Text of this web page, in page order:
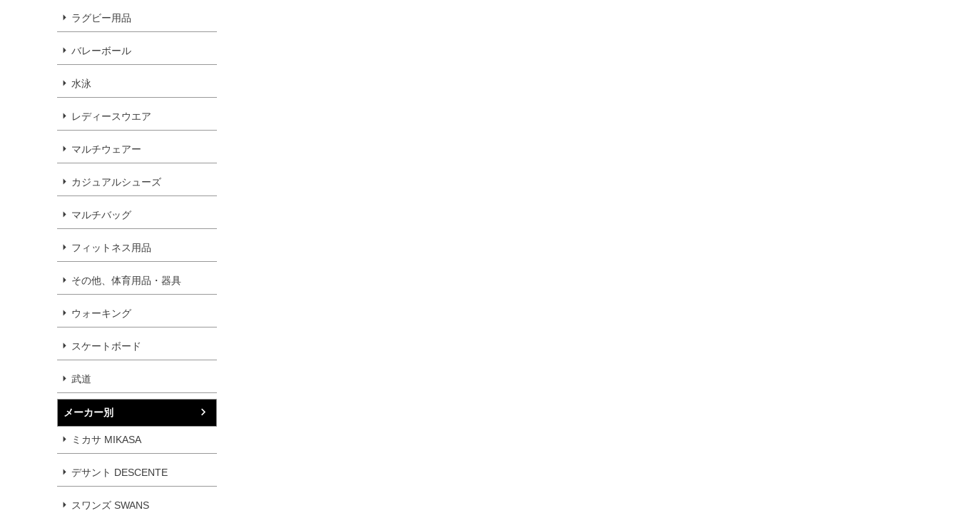
ラグビー用品
バレーボール
水泳
レディースウエア
マルチウェアー
カジュアルシューズ
マルチバッグ
フィットネス用品
その他、体育用品・器具
ウォーキング
スケートボード
武道
メーカー別
ミカサ MIKASA
デサント DESCENTE
スワンズ SWANS